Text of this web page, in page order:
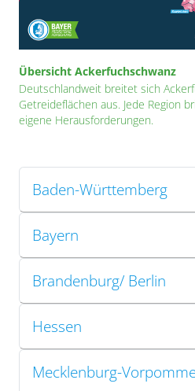
Übersicht Ackerfuchschwanz
Deutschlandweit breitet sich
Getreideflächen aus. Jede Region
eigene Herausforderungen.
Baden-Württemberg
Bayern
Brandenburg/ Berlin
Hessen
Mecklenburg-